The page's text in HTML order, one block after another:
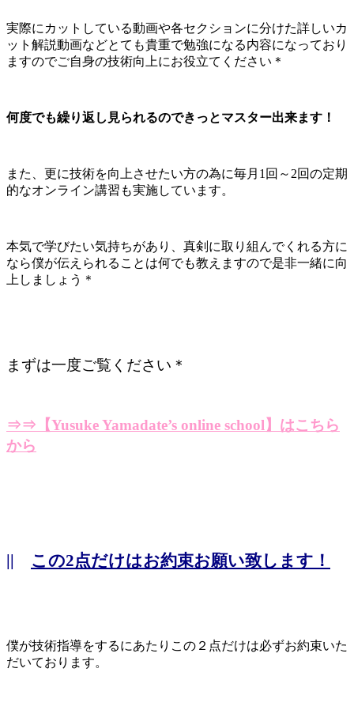
実際にカットしている動画や各セクションに分けた詳しいカ
ット解説動画などとても貴重で勉強になる内容になっており
ますのでご自身の技術向上にお役立てください＊
何度でも繰り返し見られるのできっとマスター出来ます！
また、更に技術を向上させたい方の為に毎月1回～2回の定期
的なオンライン講習も実施しています。
本気で学びたい気持ちがあり、真剣に取り組んでくれる方に
なら僕が伝えられることは何でも教えますので是非一緒に向
上しましょう＊
まずは一度ご覧ください＊
⇒⇒【Yusuke Yamadate’s online school】はこちら
から
|| この2点だけはお約束お願い致します！
僕が技術指導をするにあたりこの２点だけは必ずお約束いた
だいております。